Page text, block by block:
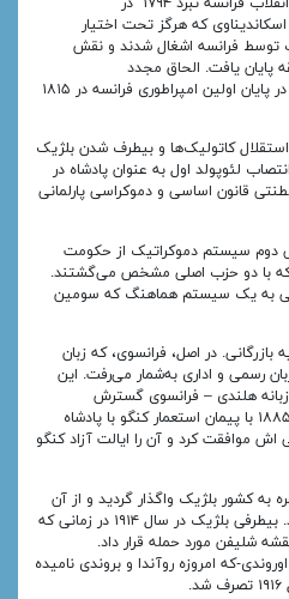
که هرگز تحت اختیار
توسط فرانسه اشغال شدند و نقش
پایان یافت. الحاق مجدد
اسکاندیناوی پادشاهی متحده هلند در پایان اولین امپراطوری فرانسه در ۱۸۱۵
استقلال کاتولیک‌ها و بیطرف شدن بلژیک
لئوپولد اول به عنوان پادشاه در
سلطنتی قانون اساسی و دموکراسی پارلمانی
دوم سیستم دموکراتیک از حکومت
با دو حزب اصلی مشخص می‌گشتند.
به یک سیستم هماهنگ که سومین
در اصل، فرانسوی، که زبان
رسمی و اداری به‌شمار می‌رفت. این
هلندی – فرانسوی گسترش
یافته‌است. کنفرانس برلین در سال ۱۸۸۵ با پیمان استعمار کنگو با پادشاه
موافقت کرد و آن را ایالت آزاد کنگو
به کشور بلژیک واگذار گردید و از آن
زمان به بعد کنگو بلژیک نامیده شد. بیطرفی بلژیک در سال ۱۹۱۴ در زمانی که
شلیفن مورد حمله قرار داد.
که امروزه روآندا و بروندی نامیده